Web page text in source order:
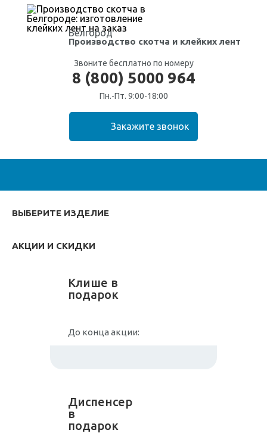
Белгород
Производство скотча и клейких лент
Звоните бесплатно по номеру
8 (800) 5000 964
Пн.-Пт. 9:00-18:00
ВЫБЕРИТЕ ИЗДЕЛИЕ
АКЦИИ И СКИДКИ
Клише в
подарок
До конца акции:
Диспенсер
в
подарок